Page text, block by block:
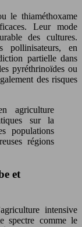
le thiaméthoxame
Leur mode
des cultures.
pollinisateurs, en
partielle dans
pyréthrinoïdes ou
des risques
sur la
populations
régions
et
intensive
spectre comme le